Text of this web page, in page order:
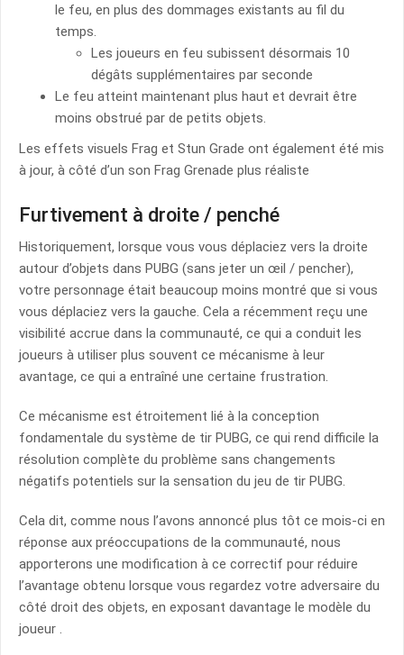
le feu, en plus des dommages existants au fil du
temps.
Les joueurs en feu subissent désormais 10
dégâts supplémentaires par seconde
Le feu atteint maintenant plus haut et devrait être
moins obstrué par de petits objets.
Les effets visuels Frag et Stun Grade ont également été mis
à jour, à côté d’un son Frag Grenade plus réaliste
Furtivement à droite / penché
Historiquement, lorsque vous vous déplaciez vers la droite
autour d’objets dans PUBG (sans jeter un œil / pencher),
votre personnage était beaucoup moins montré que si vous
vous déplaciez vers la gauche. Cela a récemment reçu une
visibilité accrue dans la communauté, ce qui a conduit les
joueurs à utiliser plus souvent ce mécanisme à leur
avantage, ce qui a entraîné une certaine frustration.
Ce mécanisme est étroitement lié à la conception
fondamentale du système de tir PUBG, ce qui rend difficile la
résolution complète du problème sans changements
négatifs potentiels sur la sensation du jeu de tir PUBG.
Cela dit, comme nous l’avons annoncé plus tôt ce mois-ci en
réponse aux préoccupations de la communauté, nous
apporterons une modification à ce correctif pour réduire
l’avantage obtenu lorsque vous regardez votre adversaire du
côté droit des objets, en exposant davantage le modèle du
joueur .